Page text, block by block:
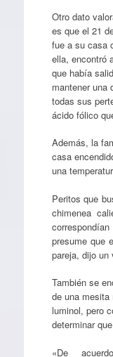
Otro dato
es que el 21
fue a su casa
ella, encontró
que había
mantener una
todas sus
ácido fólico
Además, la
casa
una
Peritos que
chimenea
presume que
pareja, dijo un
También se
de una mesita
luminol, pero
determinar
«De